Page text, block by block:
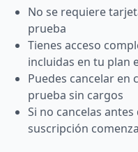
No se requiere
prueba
Tienes acceso
incluidas en tu plan
Puedes cancelar
prueba sin cargos
Si no cancelas
suscripción